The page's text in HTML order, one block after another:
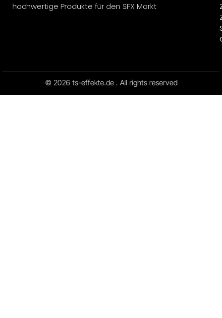
hochwertige Produkte für den SFX Markt
© 2026 ts-effekte.de . All rights reserved